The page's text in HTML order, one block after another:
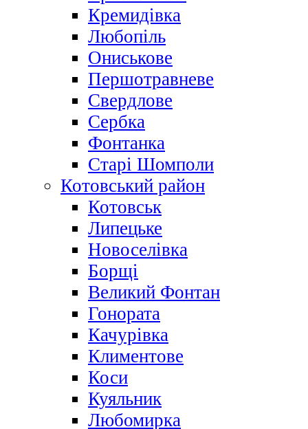
Кремидівка
Любопіль
Ониськове
Першотравневе
Свердлове
Сербка
Фонтанка
Старі Шомполи
Котовський район
Котовськ
Липецьке
Новоселівка
Борщі
Великий Фонтан
Гонората
Качурівка
Климентове
Коси
Куяльник
Любомирка